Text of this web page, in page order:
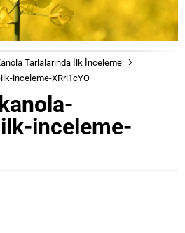
Tarlalarında İlk İnceleme
inceleme-XRri1cYO
inceleme-